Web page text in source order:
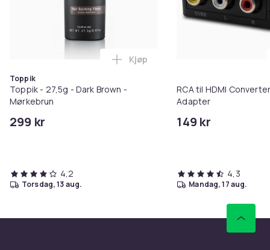
Toppik
Toppik - 27,5g - Dark Brown -
Mørkebrun
299 kr
Legg Toppik - 27,5g - Dark
Kjøp
4,2
torsdag, 13 aug.
RCA til HDMI
Adapter
149 kr
4,3
mandag, 17 aug.